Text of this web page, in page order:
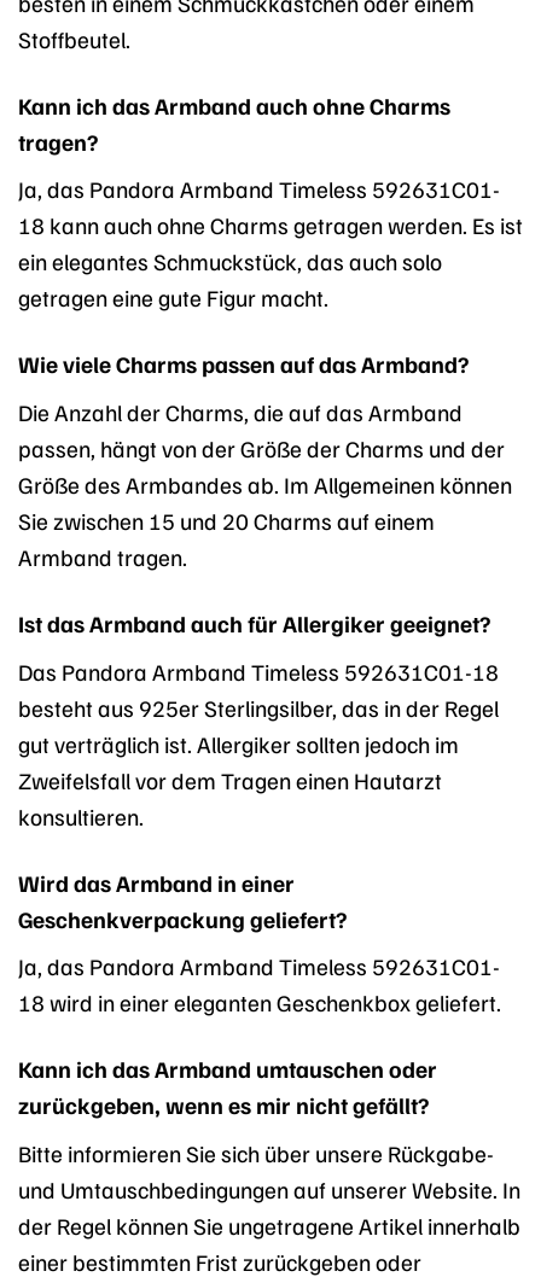
Stoffbeutel.
Kann ich das Armband auch ohne Charms
tragen?
Ja, das Pandora Armband Timeless 592631C01-
18 kann auch ohne Charms getragen werden. Es ist
ein elegantes Schmuckstück, das auch solo
getragen eine gute Figur macht.
Wie viele Charms passen auf das Armband?
Die Anzahl der Charms, die auf das Armband
passen, hängt von der Größe der Charms und der
Größe des Armbandes ab. Im Allgemeinen können
Sie zwischen 15 und 20 Charms auf einem
Armband tragen.
Ist das Armband auch für Allergiker geeignet?
Das Pandora Armband Timeless 592631C01-18
besteht aus 925er Sterlingsilber, das in der Regel
gut verträglich ist. Allergiker sollten jedoch im
Zweifelsfall vor dem Tragen einen Hautarzt
konsultieren.
Wird das Armband in einer
Geschenkverpackung geliefert?
Ja, das Pandora Armband Timeless 592631C01-
18 wird in einer eleganten Geschenkbox geliefert.
Kann ich das Armband umtauschen oder
zurückgeben, wenn es mir nicht gefällt?
Bitte informieren Sie sich über unsere Rückgabe-
und Umtauschbedingungen auf unserer Website. In
der Regel können Sie ungetragene Artikel innerhalb
einer bestimmten Frist zurückgeben oder